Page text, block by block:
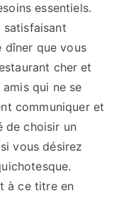
essentiels.
satisfaisant
dîner que vous
cher et
qui ne se
communiquer et
de choisir un
vous désirez
à ce titre en